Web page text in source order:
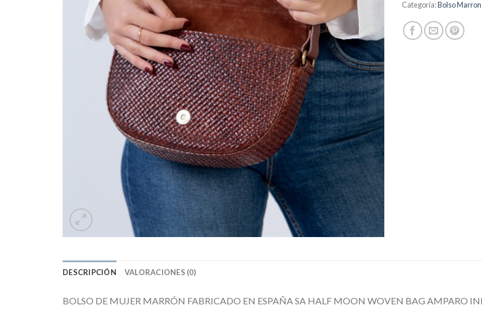
Categoría:Bolso
DESCRIPCIÓN VALORACIONES (0)
BOLSO DE MUJER MARRÓN FABRICADO EN ESPAÑA SA HALF MOON WOVEN BAG AMPARO